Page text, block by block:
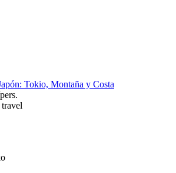
Tokio, Montaña y Costa